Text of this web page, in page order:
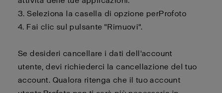
3. Seleziona la casella di opzione perProfoto
4. Fai clic sul pulsante "Rimuovi".
Se desideri cancellare i dati dell'account
utente,devi richiederci la cancellazione del tuo
account. Qualora ritenga che il tuo account